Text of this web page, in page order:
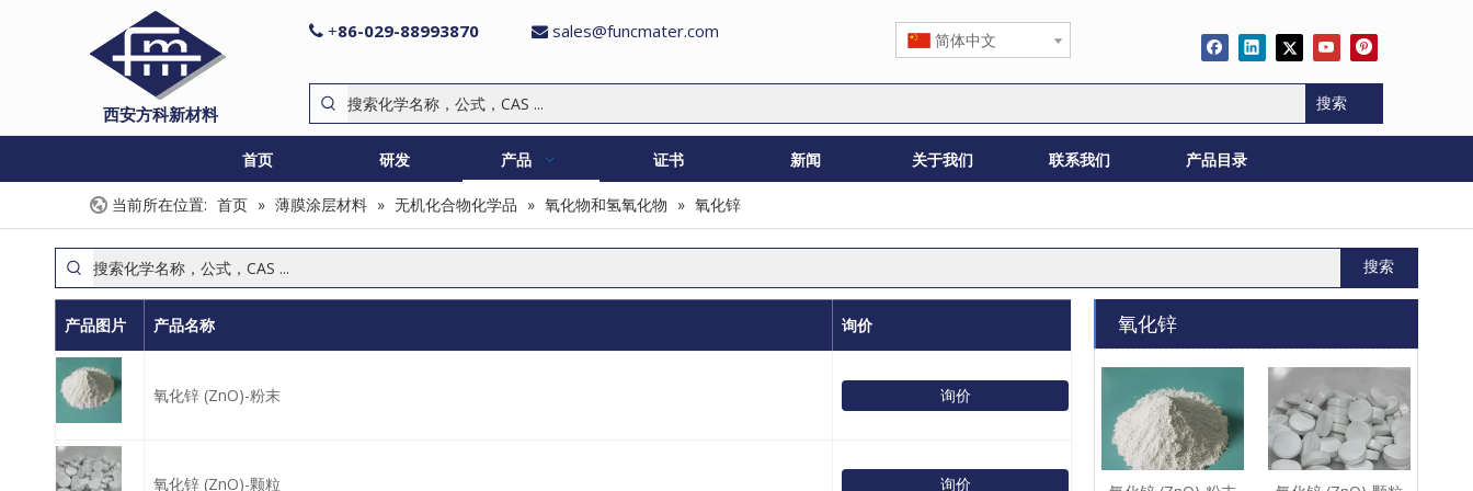
西安方科新材料
 +86-029-88993870  sales@funcmater.com 简体中文
搜索
首页 研发 产品 证书 新闻 关于我们 联系我们 产品目录
当前所在位置: 首页 » 薄膜涂层材料 » 无机化合物化学品 » 氧化物和氢氧化物 » 氧化锌
搜索
产品图片 产品名称 询价
氧化锌 (ZnO)-粉末 询价
氧化锌 (ZnO)-颗粒 询价
氧化锌